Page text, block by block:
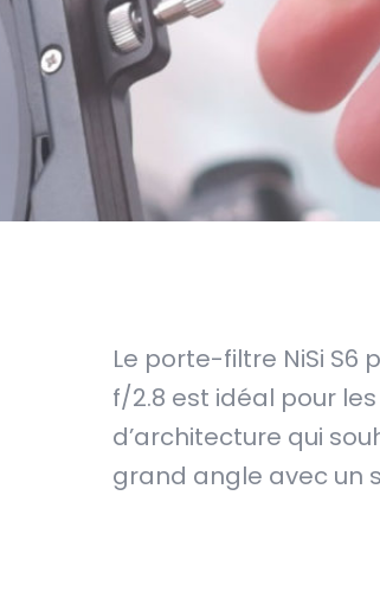
Le porte-filtre NiSi S6
f/2.8 est idéal pour
d’architecture qui
grand angle avec un